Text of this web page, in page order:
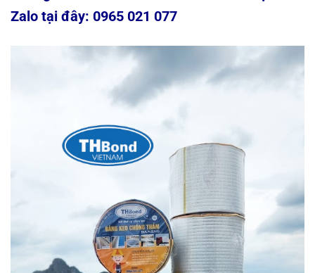
Zalo tại đây: 0965 021 077